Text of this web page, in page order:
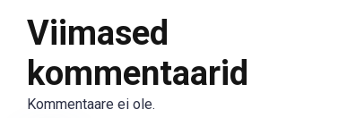
Viimased
kommentaarid
Kommentaare ei ole.